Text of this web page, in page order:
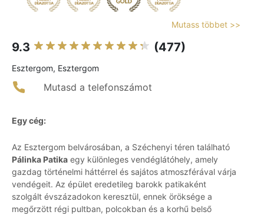
Mutass többet >>
9.3 (477)
Esztergom, Esztergom
Mutasd a telefonszámot
Egy cég:
Az Esztergom belvárosában, a Széchenyi téren található
Pálinka Patika egy különleges vendéglátóhely, amely
gazdag történelmi háttérrel és sajátos atmoszférával várja
vendégeit. Az épület eredetileg barokk patikaként
szolgált évszázadokon keresztül, ennek öröksége a
megőrzött régi pultban, polcokban és a korhű belső